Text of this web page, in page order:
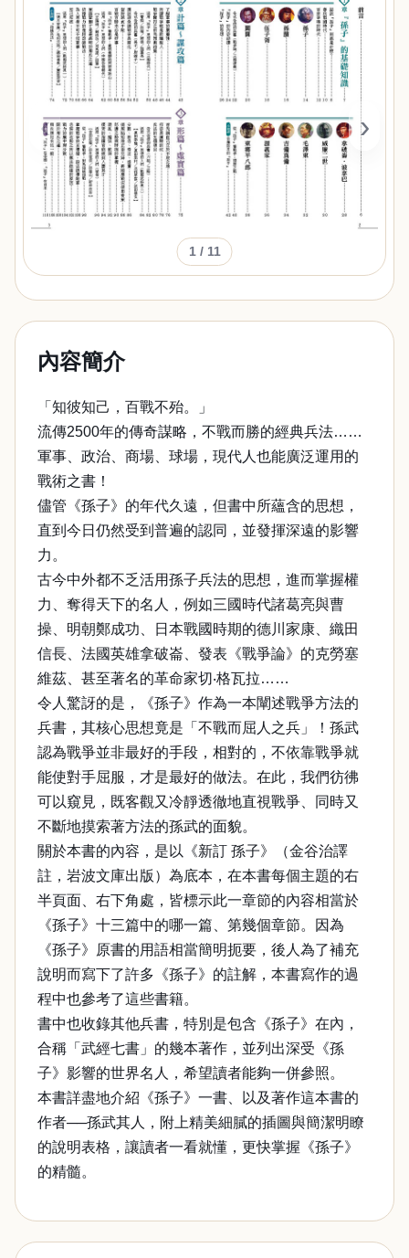
‹ ›
1/ 11
內容簡介
「知彼知己，百戰不殆。」
流傳2500年的傳奇謀略，不戰而勝的經典兵法……
軍事、政治、商場、球場，現代人也能廣泛運用的
戰術之書！
儘管《孫子》的年代久遠，但書中所蘊含的思想，
直到今日仍然受到普遍的認同，並發揮深遠的影響
力。
古今中外都不乏活用孫子兵法的思想，進而掌握權
力、奪得天下的名人，例如三國時代諸葛亮與曹
操、明朝鄭成功、日本戰國時期的德川家康、織田
信長、法國英雄拿破崙、發表《戰爭論》的克勞塞
維茲、甚至著名的革命家切‧格瓦拉……
令人驚訝的是，《孫子》作為一本闡述戰爭方法的
兵書，其核心思想竟是「不戰而屈人之兵」！孫武
認為戰爭並非最好的手段，相對的，不依靠戰爭就
能使對手屈服，才是最好的做法。在此，我們彷彿
可以窺見，既客觀又冷靜透徹地直視戰爭、同時又
不斷地摸索著方法的孫武的面貌。
關於本書的內容，是以《新訂 孫子》（金谷治譯
註，岩波文庫出版）為底本，在本書每個主題的右
半頁面、右下角處，皆標示此一章節的內容相當於
《孫子》十三篇中的哪一篇、第幾個章節。因為
《孫子》原書的用語相當簡明扼要，後人為了補充
說明而寫下了許多《孫子》的註解，本書寫作的過
程中也參考了這些書籍。
書中也收錄其他兵書，特別是包含《孫子》在內，
合稱「武經七書」的幾本著作，並列出深受《孫
子》影響的世界名人，希望讀者能夠一併參照。
本書詳盡地介紹《孫子》一書、以及著作這本書的
作者──孫武其人，附上精美細膩的插圖與簡潔明瞭
的說明表格，讓讀者一看就懂，更快掌握《孫子》
的精髓。